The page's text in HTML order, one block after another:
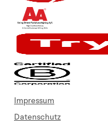
Impressum
Datenschutz